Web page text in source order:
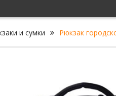
и сумки Рюкзак